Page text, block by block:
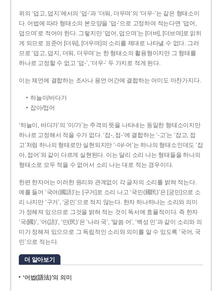
위의 ‘덥고, 덥지’에서의 ‘덥-­’과 ‘더워, 더우며’의 ‘더우-­’는 같은 형태소이
다. 어법에 따라 형태소의 본모양을 ‘덥-­’으로 고정하여 적는다면 ‘덥어,
덥으며’로 적어야 한다. 그렇지만 ‘덥어, 덥으며’는 [더버], [더브며]로 읽히
게 되므로 표준어 [더워], [더우며]의 소리를 제대로 나타낼 수 없다. 그러
므로 ‘덥고, 덥지, 더워, 더우며’는 한 형태소의 활용형이지만 그 형태를
하나로 고정할 수 없고 ‘덥-’, ‘더우-’ 두 가지로 적게 된다.
이는 체언에 결합하는 조사나 용언 어간에 결합하는 어미도 마찬가지다.
하늘이/바다가
잡아/접어
‘하늘이, 바다가’의 ‘이/가’는 주격의 뜻을 나타내는 동일한 형태소이지만
하나로 고정해서 적을 수가 없다. ‘잡-, 접-’에 결합하는 ‘-고’는 ‘잡고, 접
고’처럼 하나의 형태로만 실현되지만 ‘-아/-어’는 하나의 형태소인데도 ‘잡
아, 접어’와 같이 다르게 실현된다. 이는 달리 소리 나는 형태들을 하나의
형태소로 모두 적을 수 없어서 소리 나는 대로 적는 경우이다.
한편 한자어는 이러한 원리와 관계없이 각 글자의 소리를 밝혀 적는다.
예를 들어 ‘국어(國語)’는 [구거]로 소리 나고 ‘국민(國民)’은 [궁민]으로 소
리 나지만 ‘구거’, ‘궁민’으로 적지 않는다. 한자 하나하나는 소리와 의미
가 정해져 있으므로 그것을 밝혀 적는 것이 독서에 효율적이다. 즉 한자
‘국(國)’, ‘어(語)’, ‘민(民)’은 ‘나라 국’, ‘말씀 어’, ‘백성 민’과 같이 소리와 의
미가 정해져 있으므로 그 독립적인 소리와 의미를 알 수 있도록 ‘국어, 국
민’으로 적는다.
더 알아보기
‘어법(語法)’의 의미